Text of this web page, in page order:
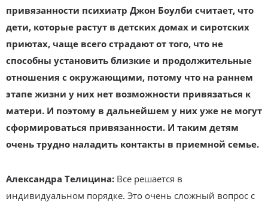
привязанности психиатр Джон Боулби считает, что
дети, которые растут в детских домах и сиротских
приютах, чаще всего страдают от того, что не
способны установить близкие и продолжительные
отношения с окружающими, потому что на раннем
этапе жизни у них нет возможности привязаться к
матери. И поэтому в дальнейшем у них уже не могут
сформироваться привязанности. И таким детям
очень трудно наладить контакты в приемной семье.
Александра Телицина: Все решается в
индивидуальном порядке. Это очень сложный вопрос с